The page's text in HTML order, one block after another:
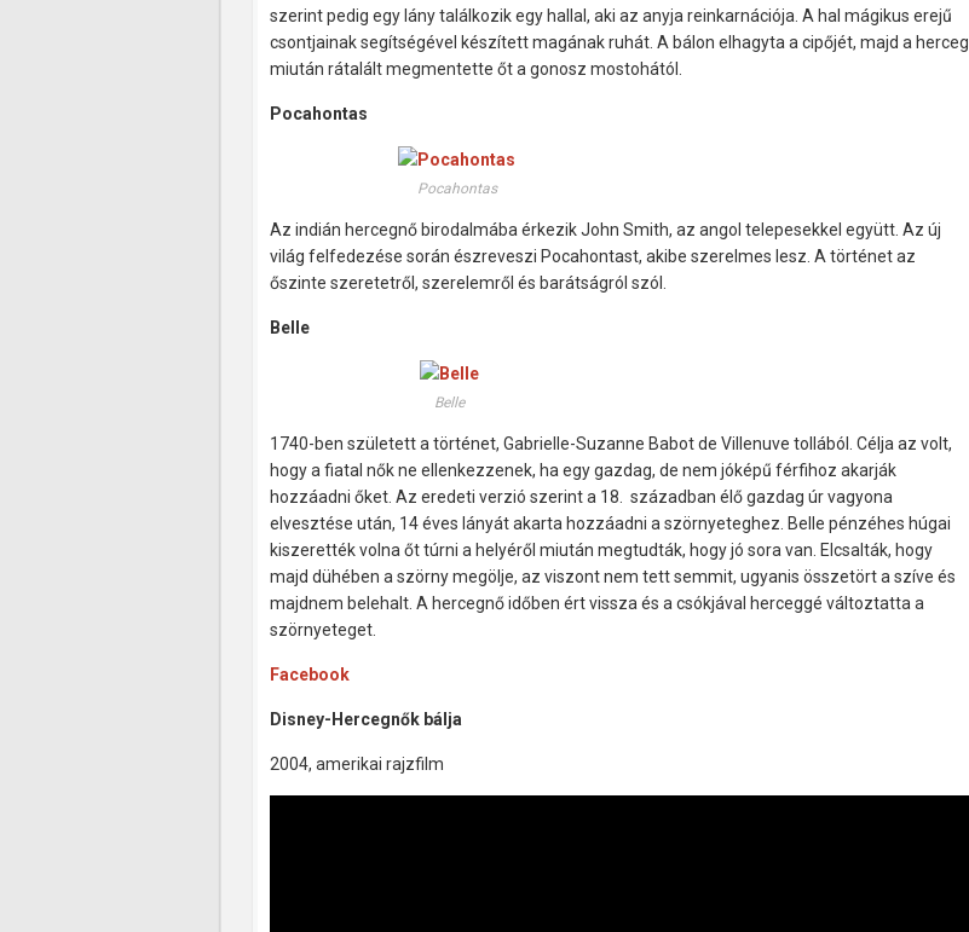
szerint pedig egy lány találkozik egy hallal, aki az anyja reinkarnációja. A hal mágikus erejű
csontjainak segítségével készített magának ruhát. A bálon elhagyta a cipőjét, majd a herceg
miután rátalált megmentette őt a gonosz mostohától.
Pocahontas
Pocahontas
Az indián hercegnő birodalmába érkezik John Smith, az angol telepesekkel együtt. Az új
világ felfedezése során észreveszi Pocahontast, akibe szerelmes lesz. A történet az
őszinte szeretetről, szerelemről és barátságról szól.
Belle
Belle
1740-ben született a történet, Gabrielle-Suzanne Babot de Villenuve tollából. Célja az volt,
hogy a fiatal nők ne ellenkezzenek, ha egy gazdag, de nem jóképű férfihoz akarják
hozzáadni őket. Az eredeti verzió szerint a 18. században élő gazdag úr vagyona
elvesztése után, 14 éves lányát akarta hozzáadni a szörnyeteghez. Belle pénzéhes húgai
kiszerették volna őt túrni a helyéről miután megtudták, hogy jó sora van. Elcsalták, hogy
majd dühében a szörny megölje, az viszont nem tett semmit, ugyanis összetört a szíve és
majdnem belehalt. A hercegnő időben ért vissza és a csókjával herceggé változtatta a
szörnyeteget.
Facebook
Disney-Hercegnők bálja
2004, amerikai rajzfilm